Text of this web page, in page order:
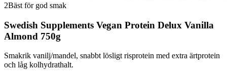
2Bäst för god smak
Swedish Supplements Vegan Protein Delux Vanilla
Almond 750g
Smakrik vanilj/mandel, snabbt lösligt risprotein med extra ärtprotein
och låg kolhydrathalt.